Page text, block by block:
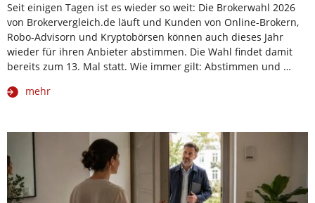
Seit einigen Tagen ist es wieder so weit: Die Brokerwahl 2026
von Brokervergleich.de läuft und Kunden von Online-Brokern,
Robo-Advisorn und Kryptobörsen können auch dieses Jahr
wieder für ihren Anbieter abstimmen. Die Wahl findet damit
bereits zum 13. Mal statt. Wie immer gilt: Abstimmen und …
mehr